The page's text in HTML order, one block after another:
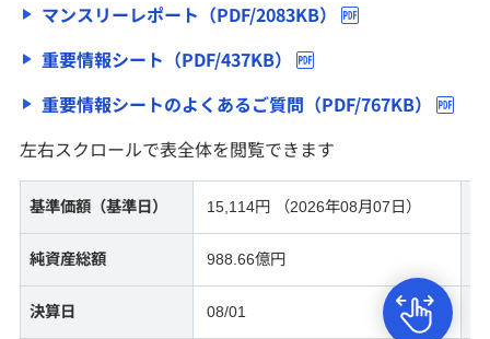
ファンドラップ
NISA
保険・年金保険
キャンペーン情報
マンスリーレポート（PDF/2083KB）
重要情報シート（PDF/437KB）
重要情報シートのよくあるご質問（PDF/767KB）
左右スクロールで表全体を閲覧できます
基準価額（基準日） 15,114円 （2026年08月07日）
純資産総額 988.66億円
決算日 08/01